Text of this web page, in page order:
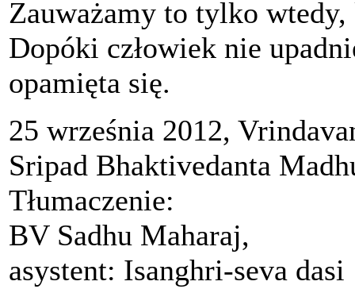
Zauważamy to tylko
Dopóki człowiek nie
opamięta się.
25 września 2012,
Sripad Bhaktivedanta
Tłumaczenie:
BV Sadhu Maharaj,
asystent: Isanghri-seva dasi